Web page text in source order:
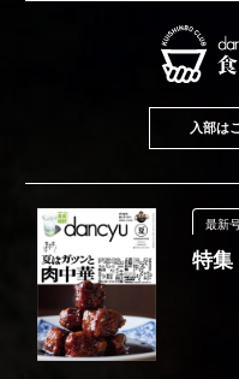
入部は
最新
特集